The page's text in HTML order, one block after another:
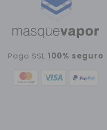
Pago SSL100% seguro